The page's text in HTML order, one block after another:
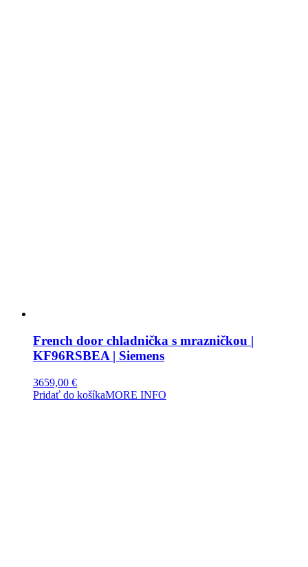
French door chladnička s mrazničkou |
KF96RSBEA | Siemens
3659,00 €
Pridať do košíkaMORE INFO